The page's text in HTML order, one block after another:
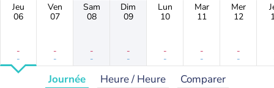
Jeu
06
-
-
Ven
07
-
-
Sam
08
-
-
Dim
09
-
-
Lun
10
-
-
Mar
11
-
-
Mer
12
-
-
Journée Heure / Heure Comparer